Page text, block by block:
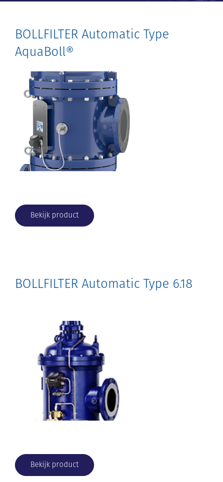
BOLLFILTER Automatic Type
AquaBoll®
Bekijk product
BOLLFILTER Automatic Type 6.18
Bekijk product